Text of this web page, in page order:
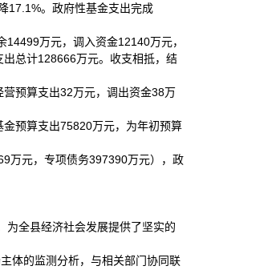
17.1%。政府性基金支出完成
万元，调入资金12140万元，
总计128666万元。收支相抵，结
预算支出32万元，调出资金38万
预算支出75820万元，为年初预算
万元，专项债务397390万元），政
为全县经济社会发展提供了坚实的
体的监测分析，与相关部门协同联